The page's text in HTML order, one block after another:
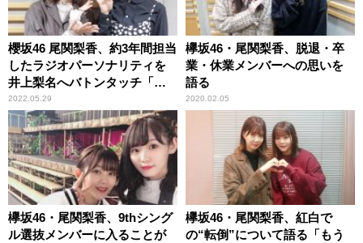
櫻坂46 尾関梨香、約3年間担当
したラジオパーソナリティを
井上梨名へバトンタッチ「こ
れからも番組と井上をよろし
くお願いします！」
2022.05.29
欅坂46・尾関梨香、脱退・卒
業・休業メンバーへの思いを
語る
2020.02.05
欅坂46・尾関梨香、9thシング
ル選抜メンバーに入ることが
欅坂46・尾関梨香、紅白で
の“転倒”について語る「もう